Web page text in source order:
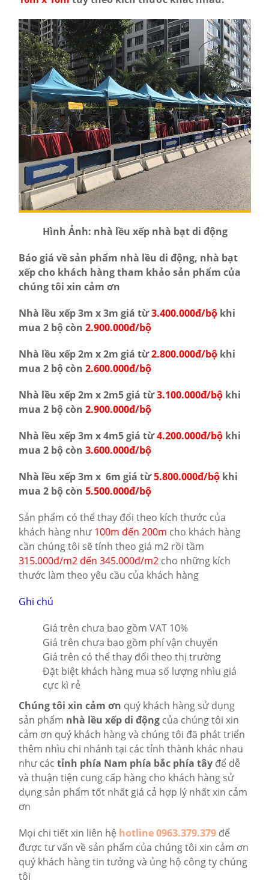
Hình Ảnh: nhà lều xếp nhà bạt di động
Báo giá về sản phẩm nhà lều di động, nhà bạt
xếp cho khách hàng tham khảo sản phẩm của
chúng tôi xin cảm ơn
Nhà lều xếp 3m x 3m giá từ3.400.000đ/bộ khi
mua 2 bộ còn 2.900.000đ/bộ
Nhà lều xếp 2m x 2m giá từ2.800.000đ/bộ khi
mua 2 bộ còn 2.600.000đ/bộ
Nhà lều xếp 2m x 2m5 giá từ3.100.000đ/bộ khi
mua 2 bộ còn 2.900.000đ/bộ
Nhà lều xếp 3m x 4m5 giá từ4.200.000đ/bộ khi
mua 2 bộ còn 3.600.000đ/bộ
Nhà lều xếp 3m x 6m giá từ5.800.000đ/bộ khi
mua 2 bộ còn 5.500.000đ/bộ
Sản phẩm có thể thay đổi theo kích thước của
khách hàng như 100m đến 200m cho khách hàng
cần chúng tôi sẽ tính theo giá m2 rồi tầm
315.000đ/m2 đến 345.000đ/m2 cho những kích
thước làm theo yêu cầu của khách hàng
Ghi chú
Giá trên chưa bao gồm VAT 10%
Giá trên chưa bao gồm phí vận chuyển
Giá trên có thể thay đổi theo thị trường
Đặt biệt khách hàng mua số lượng nhìu giá
cực kì rẻ
Chúng tôi xin cảm ơn quý khách hàng sử dụng
sản phẩm nhà lều xếp di động của chúng tôi xin
cảm ơn quý khách hàng và chúng tôi đã phát triển
thêm nhìu chi nhánh tại các tỉnh thành khác nhau
như các tỉnh phía Nam phía bắc phía tây để dễ
và thuận tiện cung cấp hàng cho khách hàng sử
dụng sản phẩm tốt nhất giá cả hợp lý nhất xin cảm
ơn
Mọi chi tiết xin liên hệ hotline 0963.379.379 để
được tư vấn về sản phẩm của chúng tôi xin cảm ơn
quý khách hàng tin tưởng và ủng hộ công ty chúng
tôi